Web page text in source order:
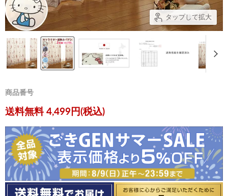
タップして拡大
商品番号
現在の価格
送料無料 4,499円(税込)